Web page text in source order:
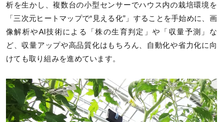
析を生かし、複数台の小型センサーでハウス内の栽培環境を
「三次元ヒートマップで“見える化”」することを手始めに、画
像解析やAI技術による「株の生育判定」や「収量予測」な
ど、収量アップや高品質化はもちろん、自動化や省力化に向
けても取り組みを進めています。